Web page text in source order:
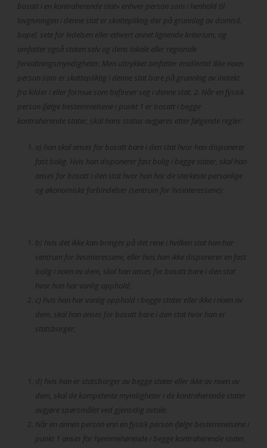
bosatt i en kontraherende stat» enhver person som i henhold til
lovgivningen i denne stat er skattepliktig der på grunnlag av domisil,
bopel, sete for ledelsen eller ethvert annet lignende kriterium, og
omfatter også staten selv og dens lokale eller regionale
forvaltningsmyndigheter. Men uttrykket omfatter imidlertid ikke noen
person som er skattepliktig i denne stat bare på grunnlag av inntekt
fra kilder i eller formue som befinner seg i denne stat. 2. Når en fysisk
person ifølge bestemmelsene i punkt 1 er bosatt i begge
kontraherende stater, skal hans status avgjøres etter følgende regler:
a) han skal anses for bosatt bare i den stat hvor han disponerer
fast bolig. Hvis han disponerer fast bolig i begge stater, skal han
anses for bosatt i den stat hvor han har de sterkeste personlige
og økonomiske forbindelser (sentrum for livsinteressene);
b) hvis det ikke kan bringes på det rene i hvilken stat han har
sentrum for livsinteressene, eller hvis han ikke disponerer en fast
bolig i noen av dem, skal han anses for bosatt bare i den stat
hvor han har vanlig opphold;
c) hvis han har vanlig opphold i begge stater eller ikke i noen av
dem, skal han anses for bosatt bare i den stat hvor han er
statsborger;
d) hvis han er statsborger av begge stater eller ikke av noen av
dem, skal de kompetente myndigheter i de kontraherende stater
avgjøre spørsmålet ved gjensidig avtale.
Når en annen person enn en fysisk person ifølge bestemmelsene i
punkt 1 anses for hjemmehørende i begge kontraherende stater,